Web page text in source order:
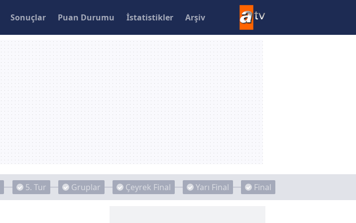
Sonuçlar Puan Durumu İstatistikler Arşiv
5. Tur Gruplar Çeyrek Final Yarı Final Final